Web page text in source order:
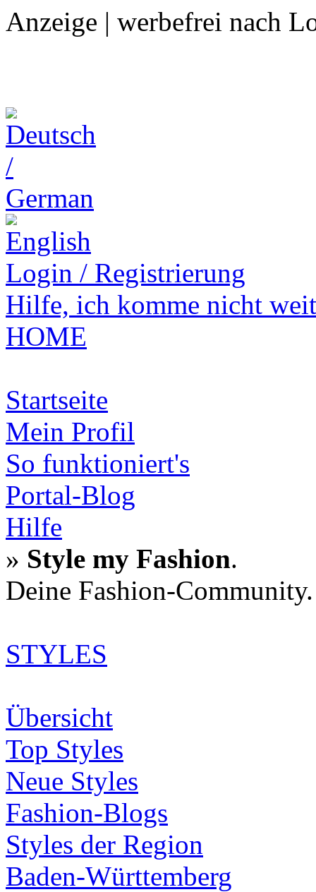
Anzeige | werbefrei nach
Login / Registrierung
Hilfe, ich komme nicht
HOME
Startseite
Mein Profil
So funktioniert's
Portal-Blog
Hilfe
» Style my Fashion.
Deine Fashion-
STYLES
Übersicht
Top Styles
Neue Styles
Fashion-Blogs
Styles der Region
Baden-Württemberg